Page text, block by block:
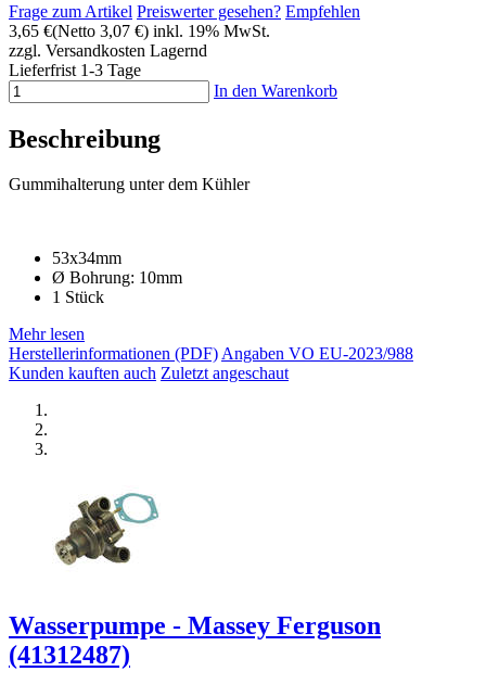
Frage zum Artikel Preiswerter gesehen? Empfehlen
3,65 €(Netto 3,07 €) inkl. 19% MwSt.
zzgl. Versandkosten Lagernd
Lieferfrist 1-3 Tage
In den Warenkorb
Beschreibung
Gummihalterung unter dem Kühler
53x34mm
Ø Bohrung: 10mm
1 Stück
Mehr lesen
Herstellerinformationen (PDF)Angaben VO EU-2023/988
Kunden kauften auch Zuletzt angeschaut
Wasserpumpe - Massey Ferguson
(41312487)